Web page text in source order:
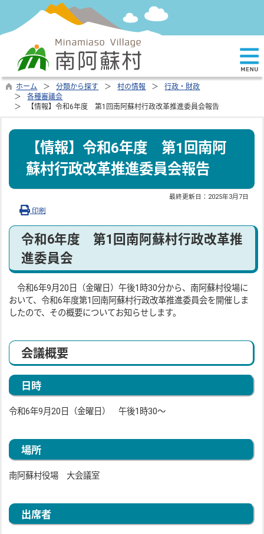
ホーム 分類から探す 村の情報
行政・財政
各種審議会
【情報】令和6年度 第1回南阿蘇村行政改革推進委員会報告
【情報】令和6年度 第1回南阿
蘇村行政改革推進委員会報告
最終更新日： 2025年3月7日
印刷
令和6年度 第1回南阿蘇村行政改革推
進委員会
令和6年9月20日（金曜日）午後1時30分から、南阿蘇村役場に
おいて、令和6年度第1回南阿蘇村行政改革推進委員会を開催しま
したので、その概要についてお知らせします。
会議概要
日時
令和6年9月20日（金曜日） 午後1時30～
場所
南阿蘇村役場 大会議室
出席者